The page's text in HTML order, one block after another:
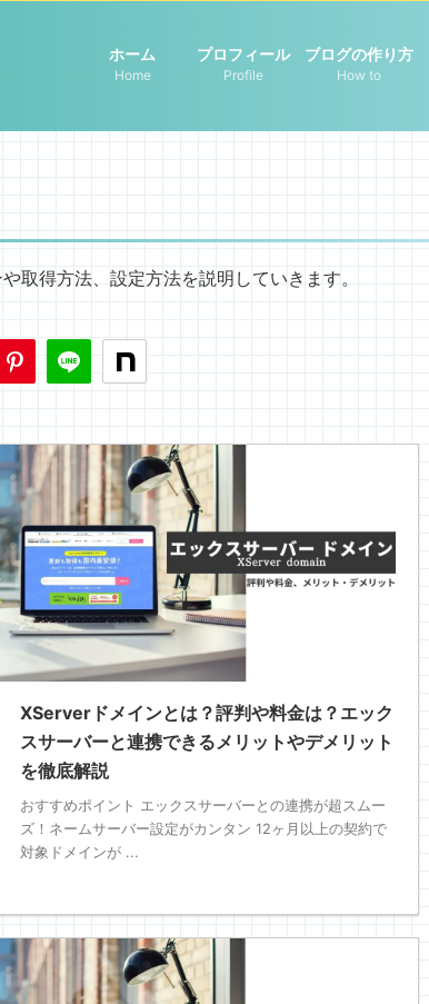
ホーム
Home
プロフィール
Profile
ブログの作り方
How to
取得方法、設定方法を説明していきます。
XServerドメインとは？評判や料金は？エック
スサーバーと連携できるメリットやデメリット
を徹底解説
おすすめポイント エックスサーバーとの連携が超スムー
ズ！ネームサーバー設定がカンタン 12ヶ月以上の契約で
対象ドメインが ...